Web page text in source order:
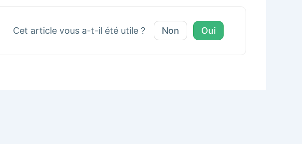
Cet article vous a-t-il été utile ? Non Oui